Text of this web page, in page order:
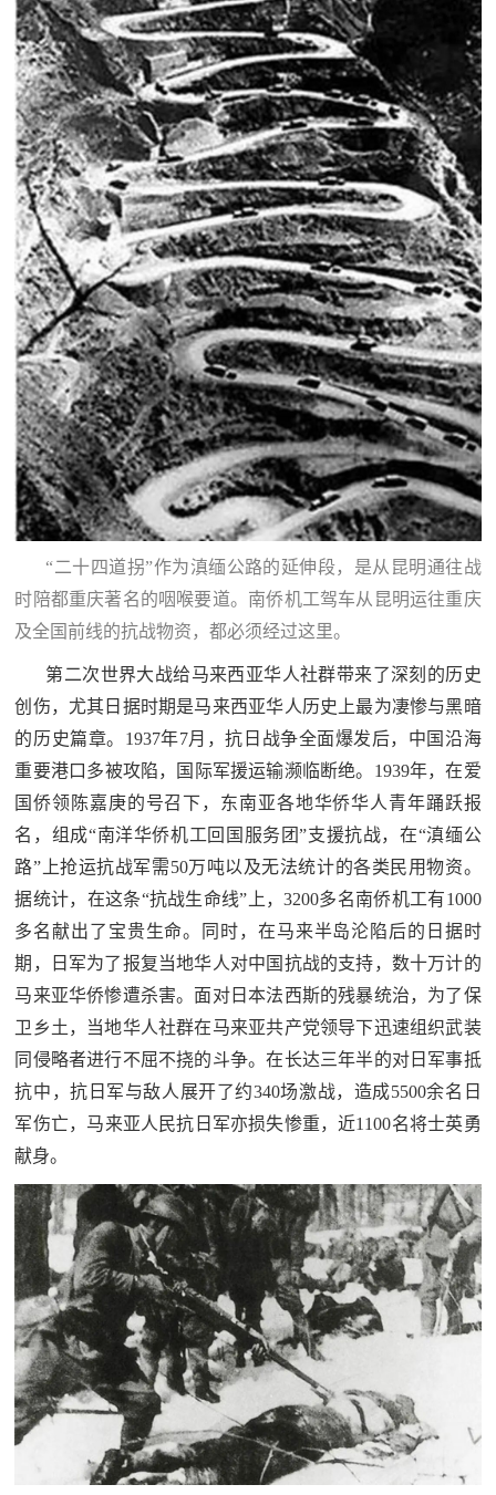
采
人
服
务
退
役
军
人
服
务
文
化
国
防
文
化
国
防
红
色
文
旅
红
色
文
旅
关
于
我
“二十四道拐”作为滇缅公路的延伸段，是从昆明通往战
时陪都重庆著名的咽喉要道。南侨机工驾车从昆明运往重庆
及全国前线的抗战物资，都必须经过这里。
第二次世界大战给马来西亚华人社群带来了深刻的历史
创伤，尤其日据时期是马来西亚华人历史上最为凄惨与黑暗
的历史篇章。1937年7月，抗日战争全面爆发后，中国沿海
重要港口多被攻陷，国际军援运输濒临断绝。1939年，在爱
国侨领陈嘉庚的号召下，东南亚各地华侨华人青年踊跃报
名，组成“南洋华侨机工回国服务团”支援抗战，在“滇缅公
路”上抢运抗战军需50万吨以及无法统计的各类民用物资。
据统计，在这条“抗战生命线”上，3200多名南侨机工有1000
多名献出了宝贵生命。同时，在马来半岛沦陷后的日据时
期，日军为了报复当地华人对中国抗战的支持，数十万计的
马来亚华侨惨遭杀害。面对日本法西斯的残暴统治，为了保
卫乡土，当地华人社群在马来亚共产党领导下迅速组织武装
同侵略者进行不屈不挠的斗争。在长达三年半的对日军事抵
抗中，抗日军与敌人展开了约340场激战，造成5500余名日
军伤亡，马来亚人民抗日军亦损失惨重，近1100名将士英勇
献身。